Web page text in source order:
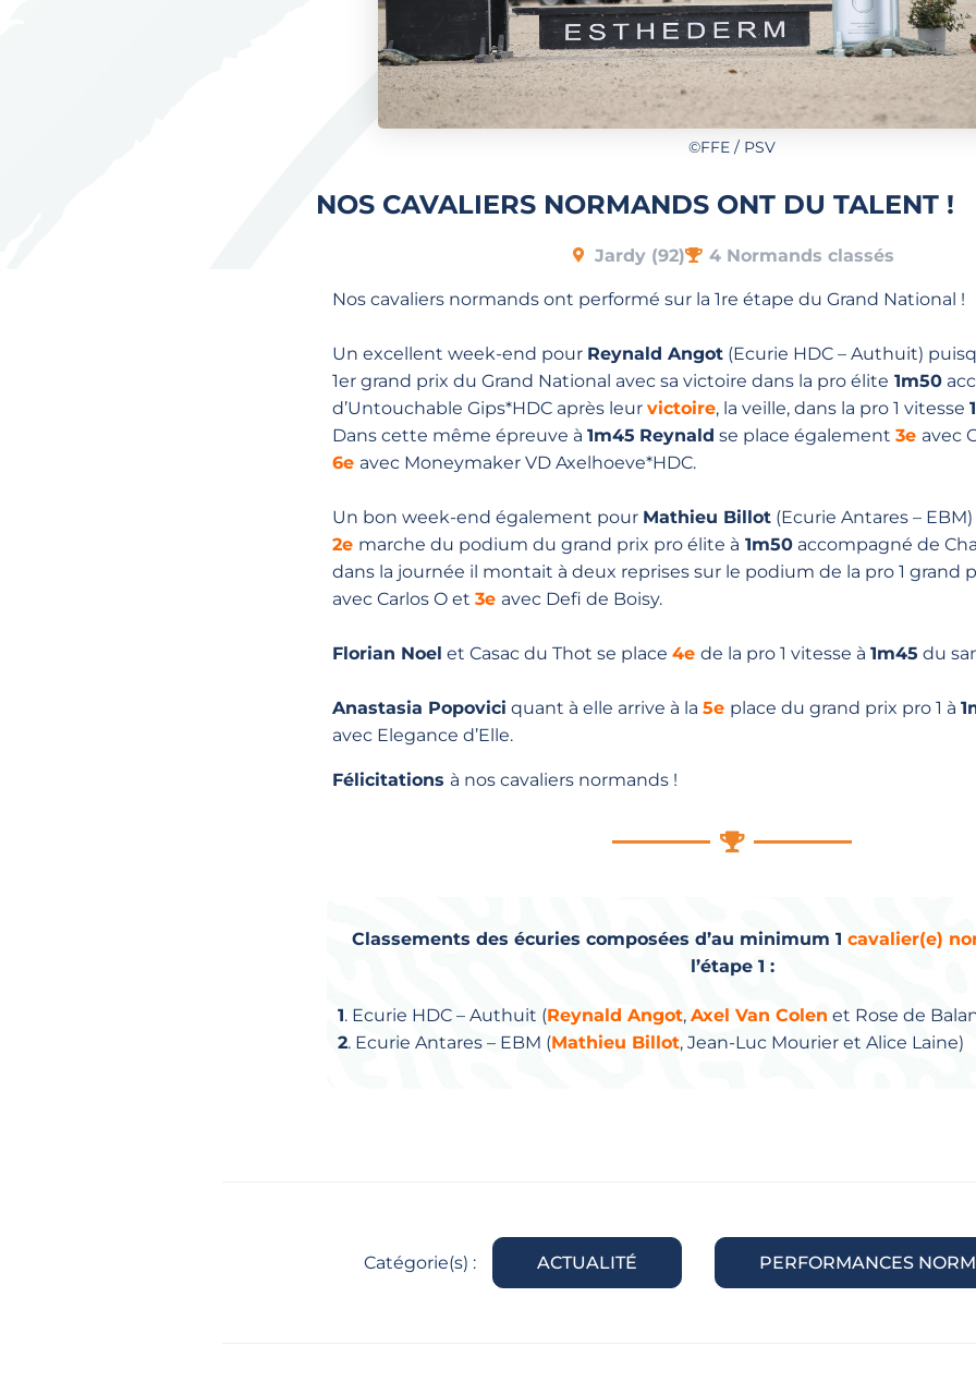
©FFE / PSV
NOS CAVALIERS NORMANDS ONT DU TALENT !
Jardy (92) 4 Normands classés
Nos cavaliers normands ont performé sur la 1re étape du Grand National !⁣⁣
Un excellent week-end pour Reynald Angot(Ecurie HDC – Authuit)
1er grand prix du Grand National avec sa victoire dans la pro élite 1m50
d’Untouchable Gips*HDC après leur victoire, la veille, dans la pro 1 vitesse
Dans cette même épreuve à 1m45 Reynald se place également 3e avec
6e avec Moneymaker VD Axelhoeve*HDC.⁣⁣
Un bon week-end également pour Mathieu Billot(Ecurie Antares –
2e marche du podium du grand prix pro élite à 1m50accompagné de
dans la journée il montait à deux reprises sur le podium de la pro 1 grand
avec Carlos O et 3e avec Defi de Boisy.⁣
Florian Noel et Casac du Thot se place 4e de la pro 1 vitesse à 1m45 du
Anastasia Popovici quant à elle arrive à la 5e place du grand prix pro 1 à
avec Elegance d’Elle.⁣
Félicitations à nos cavaliers normands !
Classements des écuries composées d’au minimum 1 cavalier(e)
l’étape 1 :
1. Ecurie HDC – Authuit (Reynald Angot, Axel Van Colen et Rose de
2. Ecurie Antares – EBM (Mathieu Billot, Jean-Luc Mourier et Alice Laine)
Catégorie(s) : ACTUALITÉ PERFORMANCES